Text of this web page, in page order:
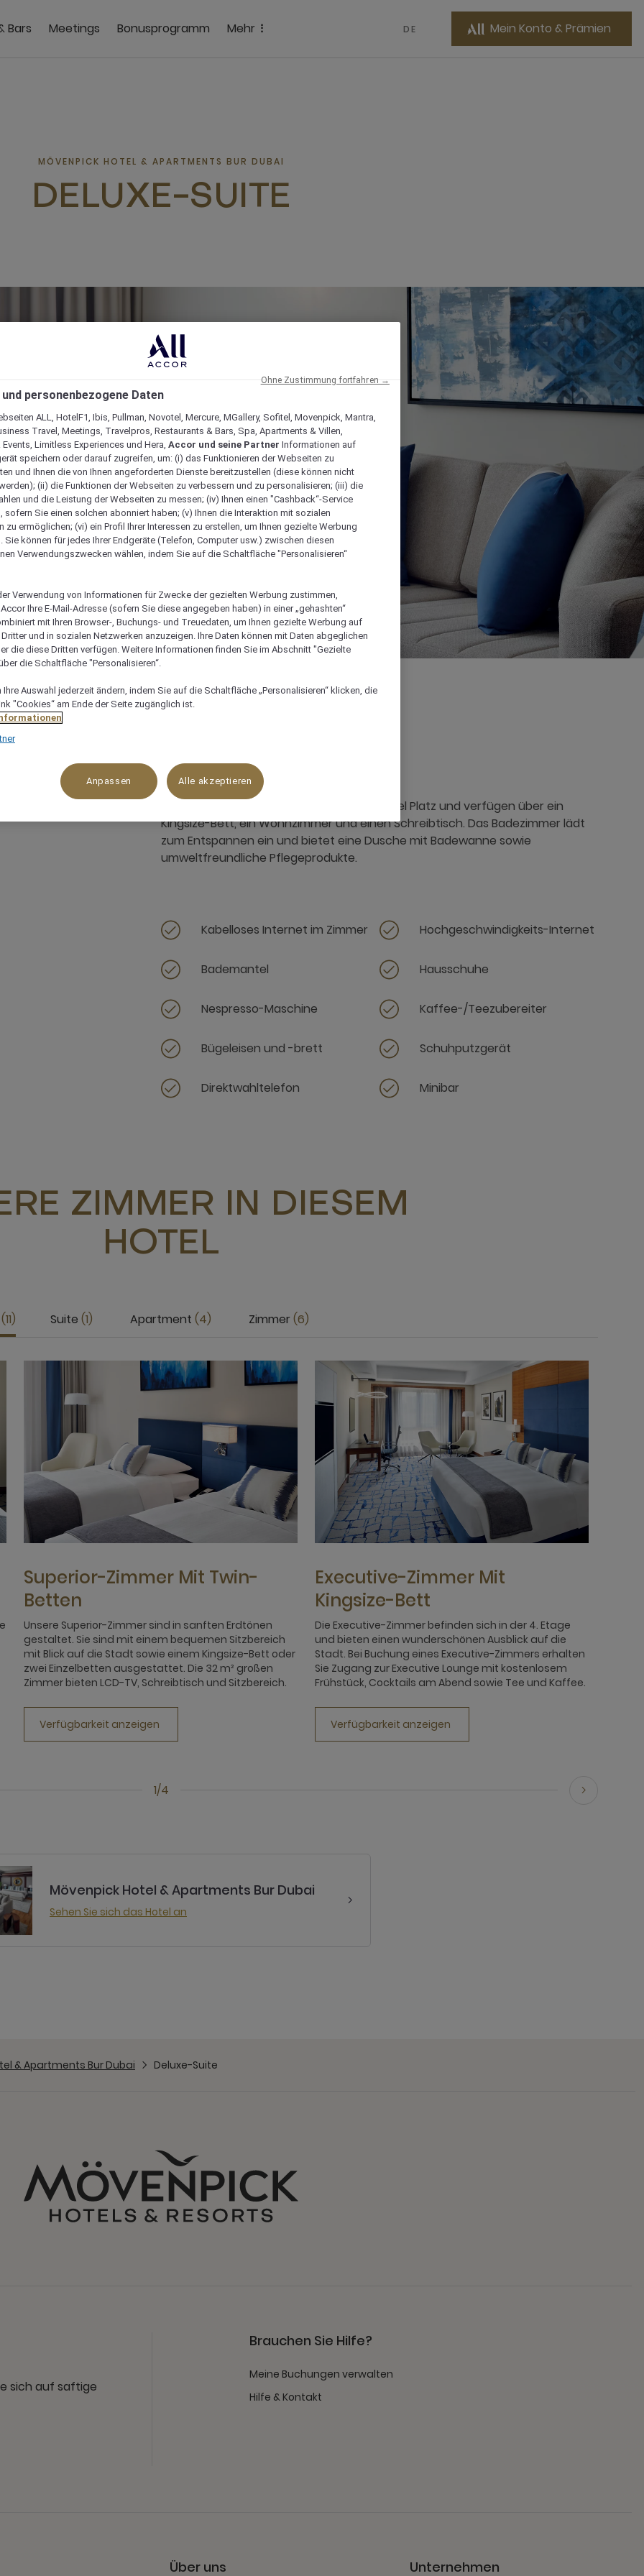
Bars Meetings Bonusprogramm Mehr DE Mein Konto & Prämien
MÖVENPICK HOTEL & APARTMENTS BUR DUBAI
DELUXE-SUITE
Verfügbarkeit anzeigen
80 m²
Unseren luxuriösen Deluxe-Suiten bieten viel Platz und verfügen über ein
Kingsize-Bett, ein Wohnzimmer und einen Schreibtisch. Das Badezimmer lädt
zum Entspannen ein und bietet eine Dusche mit Badewanne sowie
umweltfreundliche Pflegeprodukte.
Kabelloses Internet im Zimmer Hochgeschwindigkeits-Internet
Bademantel Hausschuhe
Nespresso-Maschine Kaffee-/Teezubereiter
Bügeleisen und -brett Schuhputzgerät
Direktwahltelefon Minibar
ZIMMER IN DIESEM
HOTEL
11 Suite 1 Apartment 4 Zimmer 6
1/4
Superior-Zimmer Mit Twin-
Betten
Unsere Superior-Zimmer sind in sanften Erdtönen
gestaltet. Sie sind mit einem bequemen Sitzbereich
mit Blick auf die Stadt sowie einem Kingsize-Bett oder
zwei Einzelbetten ausgestattet. Die 32 m² großen
Zimmer bieten LCD-TV, Schreibtisch und Sitzbereich.
Verfügbarkeit anzeigen
Executive-Zimmer Mit
Kingsize-Bett
Die Executive-Zimmer befinden sich in der 4. Etage
und bieten einen wunderschönen Ausblick auf die
Stadt. Bei Buchung eines Executive-Zimmers erhalten
Sie Zugang zur Executive Lounge mit kostenlosem
Frühstück, Cocktails am Abend sowie Tee und Kaffee.
Verfügbarkeit anzeigen
Mövenpick Hotel & Apartments Bur Dubai
Sehen Sie sich das Hotel an
& Apartments Bur Dubai Deluxe-Suite
sich auf saftige
Brauchen Sie Hilfe?
Meine Buchungen verwalten
Hilfe & Kontakt
Über uns Unternehmen
personenbezogene Daten
ALL, HotelF1, Ibis, Pullman, Novotel, Mercure, MGallery, Sofitel, Movenpick, Mantra,
Travel, Meetings, Travelpros, Restaurants & Bars, Spa, Apartments & Villen,
Limitless Experiences und Hera, Accor und seine Partner Informationen auf
speichern oder darauf zugreifen, um: (i) das Funktionieren der Webseiten zu
und Ihnen die von Ihnen angeforderten Dienste bereitzustellen (diese können nicht
(ii) die Funktionen der Webseiten zu verbessern und zu personalisieren; (iii) die
und die Leistung der Webseiten zu messen; (iv) Ihnen einen "Cashback“-Service
sofern Sie einen solchen abonniert haben; (v) Ihnen die Interaktion mit sozialen
zu ermöglichen; (vi) ein Profil Ihrer Interessen zu erstellen, um Ihnen gezielte Werbung
Sie können für jedes Ihrer Endgeräte (Telefon, Computer usw.) zwischen diesen
Verwendungszwecken wählen, indem Sie auf die Schaltfläche "Personalisieren“
Verwendung von Informationen für Zwecke der gezielten Werbung zustimmen,
Ihre E-Mail-Adresse (sofern Sie diese angegeben haben) in einer „gehashten“
mit Ihren Browser-, Buchungs- und Treuedaten, um Ihnen gezielte Werbung auf
und in sozialen Netzwerken anzuzeigen. Ihre Daten können mit Daten abgeglichen
die diese Dritten verfügen. Weitere Informationen finden Sie im Abschnitt "Gezielte
die Schaltfläche "Personalisieren“.
Ihre Auswahl jederzeit ändern, indem Sie auf die Schaltfläche „Personalisieren“ klicken, die
"Cookies“ am Ende der Seite zugänglich ist.
Anpassen Alle akzeptieren
Ohne Zustimmung fortfahren →